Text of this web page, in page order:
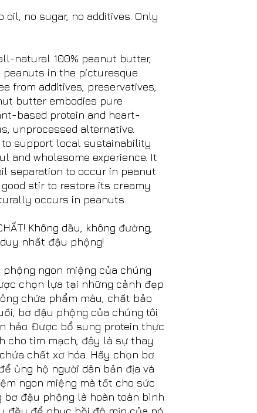
oil, no sugar, no additives. Only
natural 100% peanut butter,
in the picturesque
from additives, preservatives,
butter embodies pure
based protein and heart-
unprocessed alternative.
support local sustainability
and wholesome experience. It
separation to occur in peanut
stir to restore its creamy
occurs in peanuts.
Không dầu, không đường,
nhất đậu phộng!
ngon miệng của chúng
chọn lựa tại những cảnh đẹp
chứa phẩm màu, chất bảo
bơ đậu phộng của chúng tôi
hảo. Được bổ sung protein thực
cho tim mạch, đây là sự thay
chất xơ hóa. Hãy chọn bơ
ủng hộ người dân bản địa và
ngon miệng mà tốt cho sức
bơ đậu phộng là hoàn toàn bình